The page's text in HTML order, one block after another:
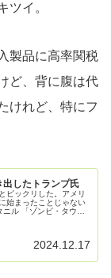
ツイ。
製品に高率関税
ど、背に腹は代
けれど、特にフ
出したトランプ氏
ビックリした。アメリ
始まったことじゃない
ニル 「ゾンビ・タウ
2024.12.17